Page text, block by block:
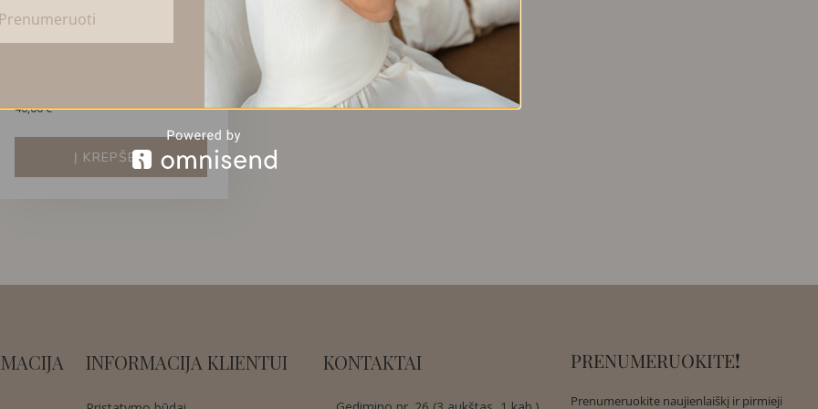
40,00€
Į KREPŠELĮ
INFORMACIJA KLIENTUI KONTAKTAI PRENUMERUOKITE!
Prenumeruokite naujienlaiškį ir pirmieji
Prenumeruoti